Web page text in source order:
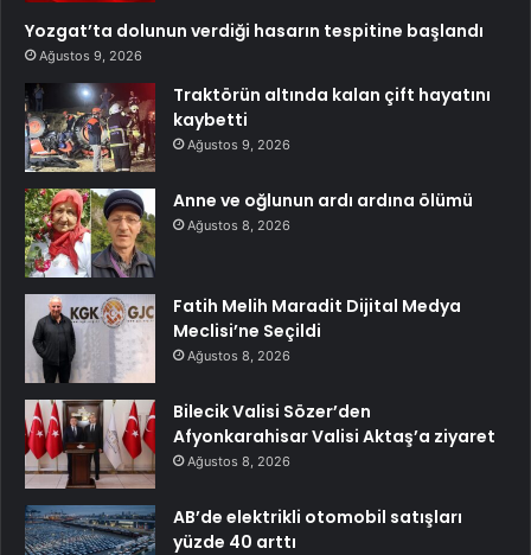
Yozgat’ta dolunun verdiği hasarın tespitine başlandı
Ağustos 9, 2026
Traktörün altında kalan çift hayatını
kaybetti
Ağustos 9, 2026
Anne ve oğlunun ardı ardına ölümü
Ağustos 8, 2026
Fatih Melih Maradit Dijital Medya
Meclisi’ne Seçildi
Ağustos 8, 2026
Bilecik Valisi Sözer’den
Afyonkarahisar Valisi Aktaş’a ziyaret
Ağustos 8, 2026
AB’de elektrikli otomobil satışları
yüzde 40 arttı